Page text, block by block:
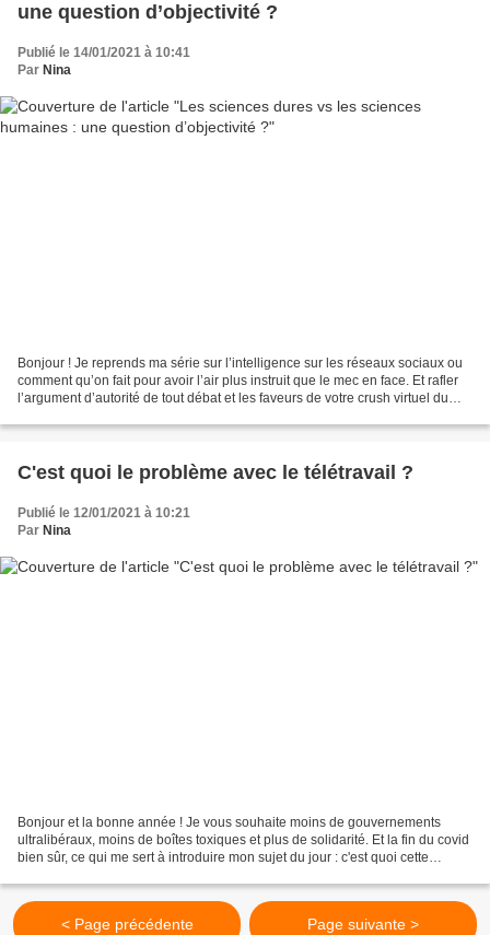
une question d’objectivité ?
Publié le 14/01/2021 à 10:41
Par Nina
Bonjour ! Je reprends ma série sur l’intelligence sur les réseaux sociaux ou
comment qu’on fait pour avoir l’air plus instruit que le mec en face. Et rafler
l’argument d’autorité de tout débat et les faveurs de votre crush virtuel du
C'est quoi le problème avec le télétravail ?
Publié le 12/01/2021 à 10:21
Par Nina
Bonjour et la bonne année ! Je vous souhaite moins de gouvernements
ultralibéraux, moins de boîtes toxiques et plus de solidarité. Et la fin du covid
bien sûr, ce qui me sert à introduire mon sujet du jour : c'est quoi cette
< Page précédente Page suivante >